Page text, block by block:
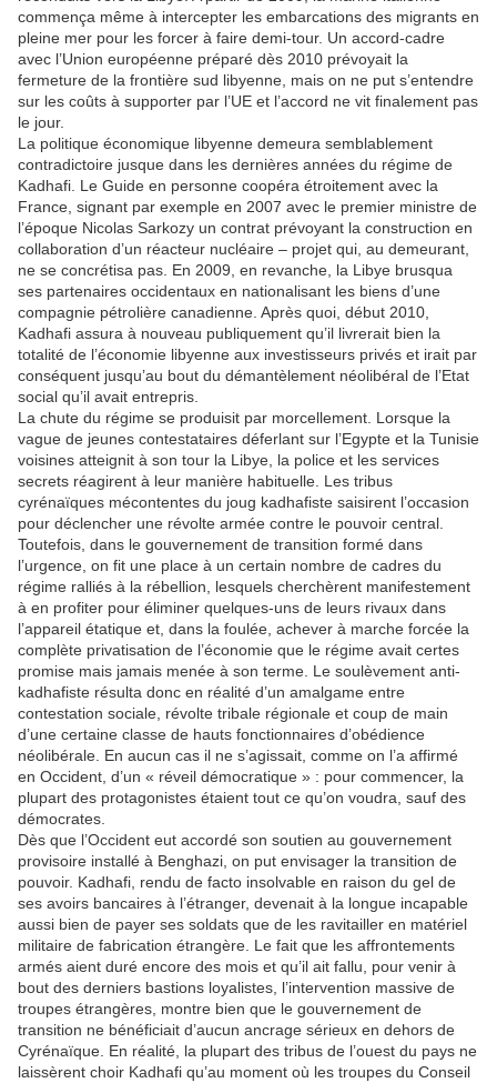
commença même à intercepter les embarcations des migrants en
pleine mer pour les forcer à faire demi-tour. Un accord-cadre
avec l’Union européenne préparé dès 2010 prévoyait la
fermeture de la frontière sud libyenne, mais on ne put s’entendre
sur les coûts à supporter par l’UE et l’accord ne vit finalement pas
le jour.
La politique économique libyenne demeura semblablement
contradictoire jusque dans les dernières années du régime de
Kadhafi. Le Guide en personne coopéra étroitement avec la
France, signant par exemple en 2007 avec le premier ministre de
l’époque Nicolas Sarkozy un contrat prévoyant la construction en
collaboration d’un réacteur nucléaire – projet qui, au demeurant,
ne se concrétisa pas. En 2009, en revanche, la Libye brusqua
ses partenaires occidentaux en nationalisant les biens d’une
compagnie pétrolière canadienne. Après quoi, début 2010,
Kadhafi assura à nouveau publiquement qu’il livrerait bien la
totalité de l’économie libyenne aux investisseurs privés et irait par
conséquent jusqu’au bout du démantèlement néolibéral de l’Etat
social qu’il avait entrepris.
La chute du régime se produisit par morcellement. Lorsque la
vague de jeunes contestataires déferlant sur l’Egypte et la Tunisie
voisines atteignit à son tour la Libye, la police et les services
secrets réagirent à leur manière habituelle. Les tribus
cyrénaïques mécontentes du joug kadhafiste saisirent l’occasion
pour déclencher une révolte armée contre le pouvoir central.
Toutefois, dans le gouvernement de transition formé dans
l’urgence, on fit une place à un certain nombre de cadres du
régime ralliés à la rébellion, lesquels cherchèrent manifestement
à en profiter pour éliminer quelques-uns de leurs rivaux dans
l’appareil étatique et, dans la foulée, achever à marche forcée la
complète privatisation de l’économie que le régime avait certes
promise mais jamais menée à son terme. Le soulèvement anti-
kadhafiste résulta donc en réalité d’un amalgame entre
contestation sociale, révolte tribale régionale et coup de main
d’une certaine classe de hauts fonctionnaires d’obédience
néolibérale. En aucun cas il ne s’agissait, comme on l’a affirmé
en Occident, d’un « réveil démocratique » : pour commencer, la
plupart des protagonistes étaient tout ce qu’on voudra, sauf des
démocrates.
Dès que l’Occident eut accordé son soutien au gouvernement
provisoire installé à Benghazi, on put envisager la transition de
pouvoir. Kadhafi, rendu de facto insolvable en raison du gel de
ses avoirs bancaires à l’étranger, devenait à la longue incapable
aussi bien de payer ses soldats que de les ravitailler en matériel
militaire de fabrication étrangère. Le fait que les affrontements
armés aient duré encore des mois et qu’il ait fallu, pour venir à
bout des derniers bastions loyalistes, l’intervention massive de
troupes étrangères, montre bien que le gouvernement de
transition ne bénéficiait d’aucun ancrage sérieux en dehors de
Cyrénaïque. En réalité, la plupart des tribus de l’ouest du pays ne
laissèrent choir Kadhafi qu’au moment où les troupes du Conseil